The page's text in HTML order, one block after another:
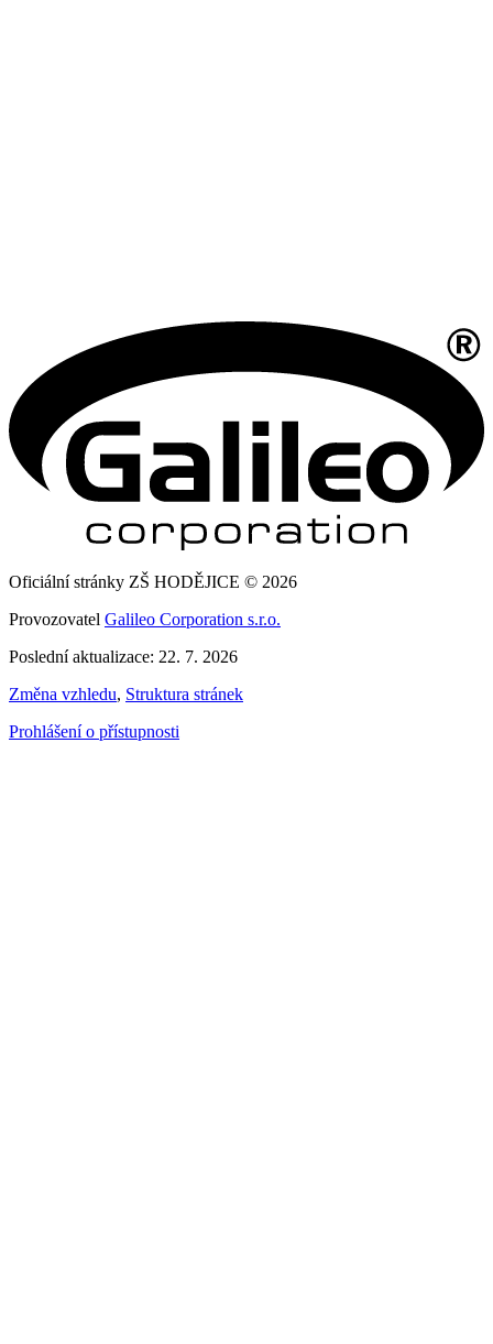
Oficiální stránky ZŠ HODĚJICE © 2026
Provozovatel Galileo Corporation s.r.o.
Poslední aktualizace: 22. 7. 2026
Změna vzhledu, Struktura stránek
Prohlášení o přístupnosti